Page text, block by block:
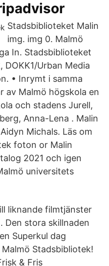
Stadsbiblioteket Malin
img. img 0. Malmö
In. Stadsbiblioteket
DOKK1/Urban Media
• Inrymt i samma
av Malmö högskola en
och stadens Jurell,
Anna-Lena . Malin
Michals. Läs om
foton or Malin
2021 och igen
universitets
liknande filmtjänster
Den stora skillnaden
Superkul dag
Stadsbibliotek!
& Fris